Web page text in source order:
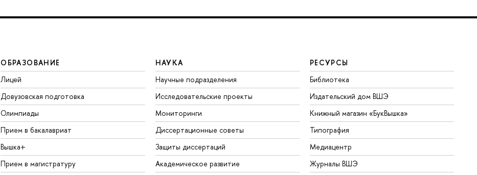
ОБРАЗОВАНИЕ
Лицей
Довузовская подготовка
Олимпиады
Прием в бакалавриат
Вышка+
Прием в магистратуру
НАУКА
Научные подразделения
Исследовательские проекты
Мониторинги
Диссертационные советы
Защиты диссертаций
Академическое развитие
РЕСУРСЫ
Библиотека
Издательский дом ВШЭ
Книжный магазин «БукВышка»
Типография
Медиацентр
Журналы ВШЭ